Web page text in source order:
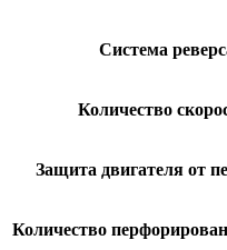
Система
Количество
Защита двигателя от
Количество